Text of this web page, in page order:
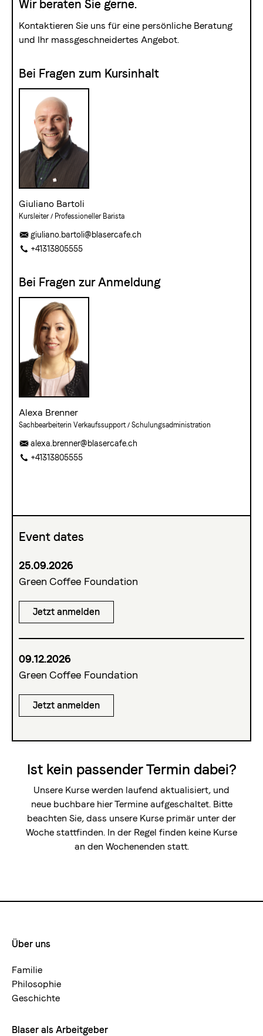
Wir beraten Sie gerne.
Kontaktieren Sie uns für eine persönliche Beratung
und Ihr massgeschneidertes Angebot.
Bei Fragen zum Kursinhalt
Giuliano Bartoli
Kursleiter / Professioneller Barista
giuliano.bartoli@blasercafe.ch
+41313805555
Bei Fragen zur Anmeldung
Alexa Brenner
Sachbearbeiterin Verkaufssupport / Schulungsadministration
alexa.brenner@blasercafe.ch
+41313805555
Event dates
25.09.2026
Green Coffee Foundation
Jetzt anmelden
09.12.2026
Green Coffee Foundation
Jetzt anmelden
Ist kein passender Termin dabei?
Unsere Kurse werden laufend aktualisiert, und
neue buchbare hier Termine aufgeschaltet. Bitte
beachten Sie, dass unsere Kurse primär unter der
Woche stattfinden. In der Regel finden keine Kurse
an den Wochenenden statt.
Footermenue-
neu
Über uns
Familie
Philosophie
Geschichte
Blaser als Arbeitgeber